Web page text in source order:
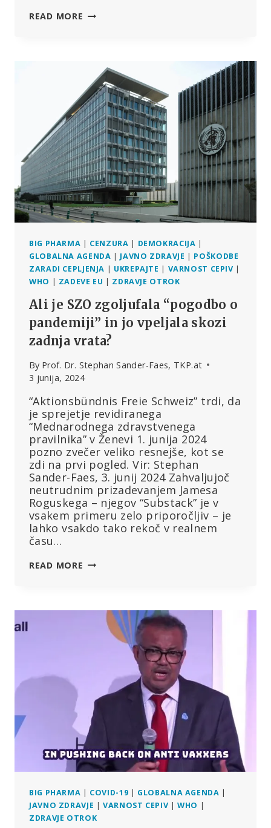
READ MORE ZAKAJ
VERJETNO
ZAČELA
V
LABORATORIJU,
V
5
KLJUČNIH
TOČKAH
IN
ŠE
VEČ
BIG PHARMA | CENZURA | DEMOKRACIJA |
GLOBALNA AGENDA | JAVNO ZDRAVJE | POŠKODBE
ZARADI CEPLJENJA | UKREPAJTE | VARNOST CEPIV |
WHO | ZADEVE EU | ZDRAVJE OTROK
Ali je SZO zgoljufala “pogodbo o
pandemiji” in jo vpeljala skozi
zadnja vrata?
By Prof. Dr. Stephan Sander-Faes, TKP.at
3 junija, 2024
“Aktionsbündnis Freie Schweiz” trdi, da
je sprejetje revidiranega
“Mednarodnega zdravstvenega
pravilnika” v Ženevi 1. junija 2024
pozno zvečer veliko resnejše, kot se
zdi na prvi pogled. Vir: Stephan
Sander-Faes, 3. junij 2024 Zahvaljujoč
neutrudnim prizadevanjem Jamesa
Roguskega – njegov “Substack” je v
vsakem primeru zelo priporočljiv – je
lahko vsakdo tako rekoč v realnem
času…
READ MORE ALI
“POGODBO
PANDEMIJI”
VPELJALA
SKOZI
ZADNJA
VRATA?
BIG PHARMA | COVID-19 | GLOBALNA AGENDA |
JAVNO ZDRAVJE |VARNOST CEPIV |WHO |
ZDRAVJE OTROK